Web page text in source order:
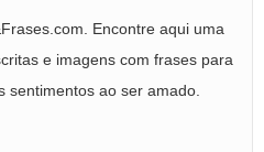
Encontre aqui uma
e imagens com frases para
sentimentos ao ser amado.